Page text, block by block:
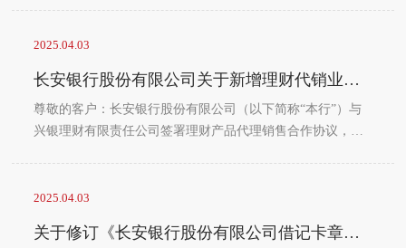
2025.04.03
长安银行股份有限公司关于新增理财代销业务合作机构的公告
尊敬的客户：长安银行股份有限公司（以下简称“本行”）与
兴银理财有限责任公司签署理财产品代理销售合作协议，合
1日，与本行签署理财产品代理销售合作协议的机构见附件。
公告。长安银行附件序号合作机构名称1杭银理财有限责任公
2025.04.03
关于修订《长安银行股份有限公司借记卡章程》的公告